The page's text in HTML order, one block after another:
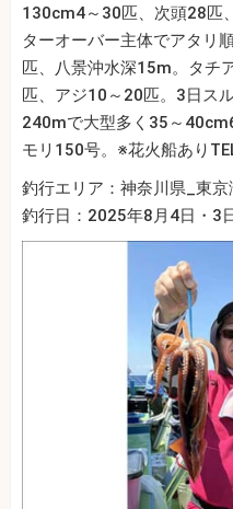
130cm4～30匹、次頭28匹
ターオーバー主体でアタリ
匹、八景沖水深15m。タチ
匹、アジ10～20匹。3日ス
240mで大型多く35～
モリ150号。※花火船あり
釣行エリア：神奈川県_東
釣行日：2025年8月4日・3